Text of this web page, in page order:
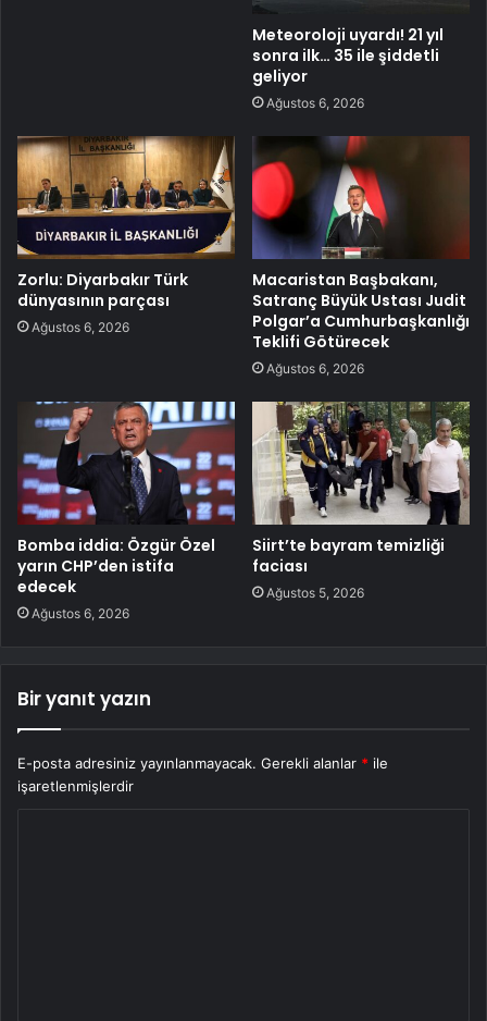
Meteoroloji uyardı! 21 yıl
sonra ilk… 35 ile şiddetli
geliyor
Ağustos 6, 2026
Zorlu: Diyarbakır Türk
dünyasının parçası
Ağustos 6, 2026
Macaristan Başbakanı,
Satranç Büyük Ustası Judit
Polgar’a Cumhurbaşkanlığı
Teklifi Götürecek
Ağustos 6, 2026
Bomba iddia: Özgür Özel
yarın CHP’den istifa
edecek
Ağustos 6, 2026
Siirt’te bayram temizliği
faciası
Ağustos 5, 2026
Bir yanıt yazın
E-posta adresiniz yayınlanmayacak. Gerekli alanlar * ile
işaretlenmişlerdir